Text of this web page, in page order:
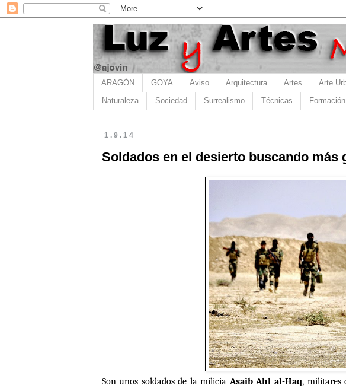
ARAGÓN GOYA Aviso Arquitectura Artes Arte
Naturaleza Sociedad Surrealismo Técnicas Formación
1.9.14
Soldados en el desierto buscando más
Son unos soldados de la milicia Asaib Ahl al-Haq, militares